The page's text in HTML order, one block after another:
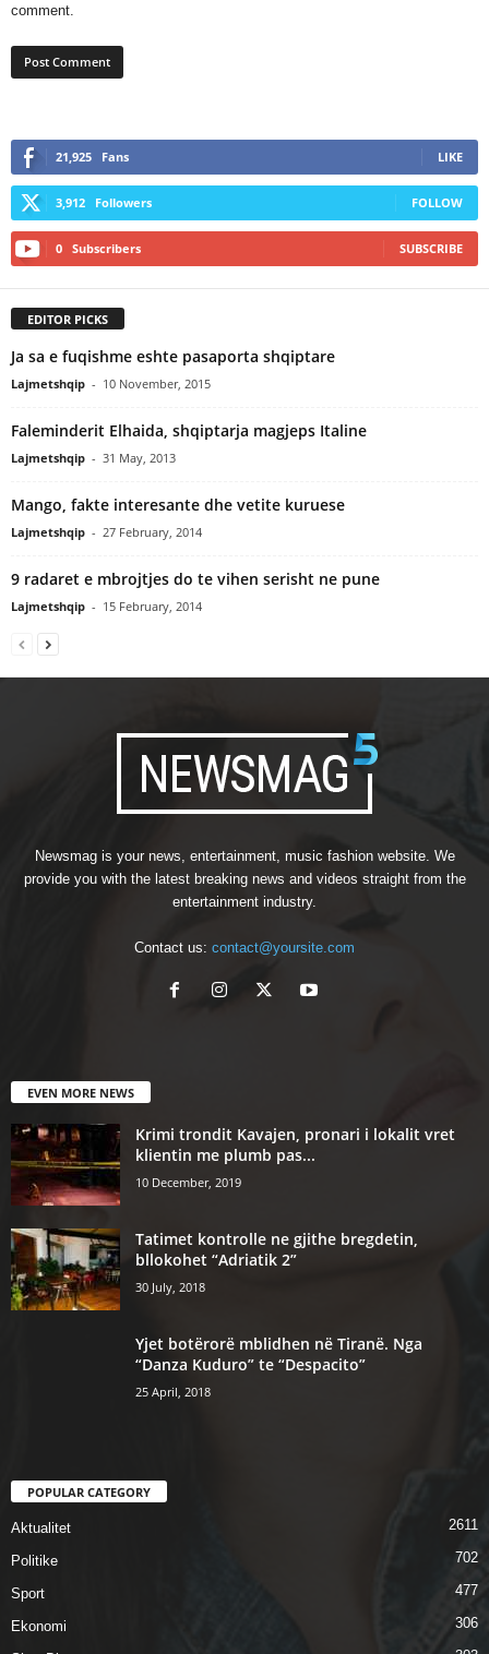
comment.
21,925 Fans LIKE
3,912 Followers FOLLOW
0 Subscribers SUBSCRIBE
EDITOR PICKS
Ja sa e fuqishme eshte pasaporta shqiptare
Lajmetshqip - 10 November, 2015
Faleminderit Elhaida, shqiptarja magjeps Italine
Lajmetshqip - 31 May, 2013
Mango, fakte interesante dhe vetite kuruese
Lajmetshqip - 27 February, 2014
9 radaret e mbrojtjes do te vihen serisht ne pune
Lajmetshqip - 15 February, 2014
Newsmag is your news, entertainment, music fashion website. We
provide you with the latest breaking news and videos straight from the
entertainment industry.
Contact us: contact@yoursite.com
EVEN MORE NEWS
Krimi trondit Kavajen, pronari i lokalit vret
klientin me plumb pas...
10 December, 2019
Tatimet kontrolle ne gjithe bregdetin,
bllokohet “Adriatik 2”
30 July, 2018
Yjet botërorë mblidhen në Tiranë. Nga
“Danza Kuduro” te “Despacito”
25 April, 2018
POPULAR CATEGORY
Aktualitet 2611
Politike 702
Sport 477
Ekonomi 306